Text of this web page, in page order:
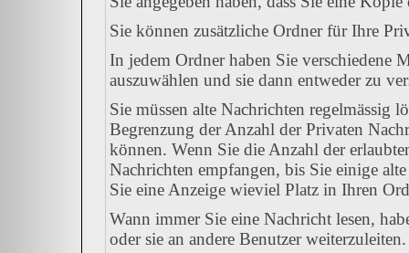
Sie können zusätzliche Ordner für Ihre
In jedem Ordner haben Sie verschiedene
auszuwählen und sie dann entweder zu
Sie müssen alte Nachrichten regelmässig
Begrenzung der Anzahl der Privaten
können. Wenn Sie die Anzahl der
Nachrichten empfangen, bis Sie einige
Sie eine Anzeige wieviel Platz in Ihren
Wann immer Sie eine Nachricht lesen,
oder sie an andere Benutzer weiterzuleiten.